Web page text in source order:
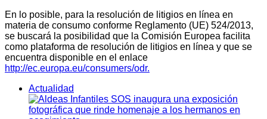
En lo posible, para la resolución de litigios en línea en
materia de consumo conforme Reglamento (UE) 524/2013,
se buscará la posibilidad que la Comisión Europea facilita
como plataforma de resolución de litigios en línea y que se
encuentra disponible en el enlace
http://ec.europa.eu/consumers/odr.
Actualidad